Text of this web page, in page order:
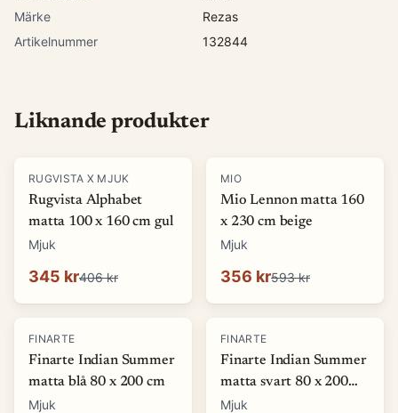
Märke
Rezas
Artikelnummer
132844
Liknande produkter
-15%
RUGVISTA X MJUK
Rugvista Alphabet
matta 100 x 160 cm gul
Mjuk
345 kr406 kr
-40%
MIO
Mio Lennon matta 160
x 230 cm beige
Mjuk
356 kr593 kr
-50 %
FINARTE
Finarte Indian Summer
matta blå 80 x 200 cm
Mjuk
-50 %
FINARTE
Finarte Indian Summer
matta svart 80 x 200
cm
Mjuk